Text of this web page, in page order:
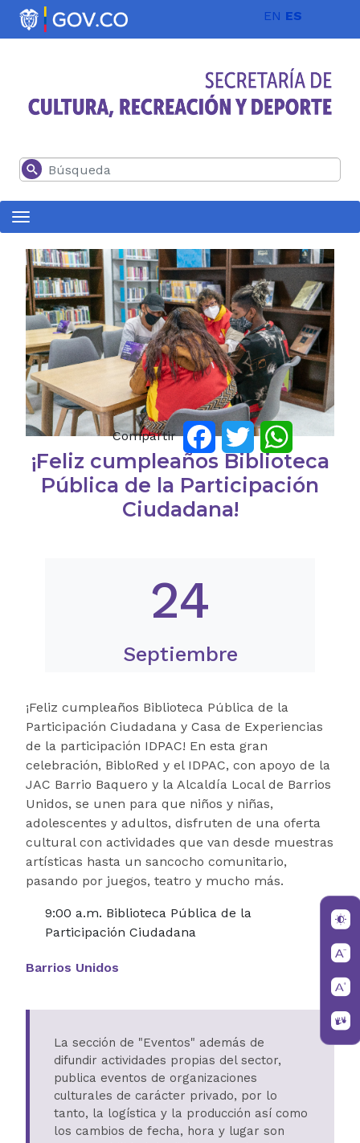
Pasar al contenido principal EN ES
Buscar
Compartir FacebookTwitterWhatsApp
¡Feliz cumpleaños Biblioteca
Pública de la Participación
Ciudadana!
24
Septiembre
¡Feliz cumpleaños Biblioteca Pública de la
Participación Ciudadana y Casa de Experiencias
de la participación IDPAC! En esta gran
celebración, BibloRed y el IDPAC, con apoyo de la
JAC Barrio Baquero y la Alcaldía Local de Barrios
Unidos, se unen para que niños y niñas,
adolescentes y adultos, disfruten de una oferta
cultural con actividades que van desde muestras
artísticas hasta un sancocho comunitario,
pasando por juegos, teatro y mucho más.
9:00 a.m. Biblioteca Pública de la
Participación Ciudadana
Barrios Unidos
La sección de "Eventos" además de
difundir actividades propias del sector,
publica eventos de organizaciones
culturales de carácter privado, por lo
tanto, la logística y la producción así como
los cambios de fecha, hora y lugar son